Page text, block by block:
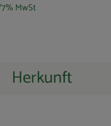
7% MwSt
Herkunft